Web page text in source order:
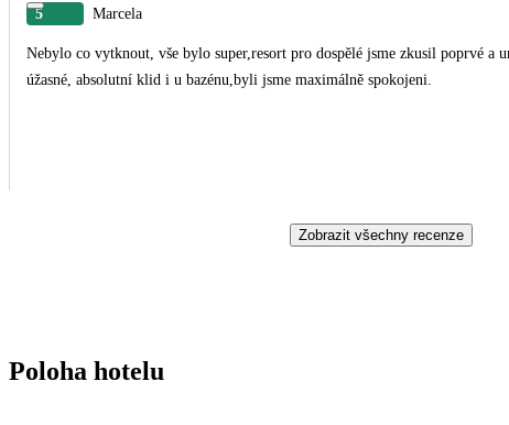
5 Marcela
Nebylo co vytknout, vše bylo super,resort pro dospělé jsme zkusil poprvé a
úžasné, absolutní klid i u bazénu,byli jsme maximálně spokojeni.
Zobrazit všechny recenze
Poloha hotelu